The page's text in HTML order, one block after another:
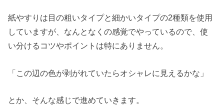
紙やすりは目の粗いタイプと細かいタイプの2種類を使用
していますが、なんとなくの感覚でやっているので、使
い分けるコツやポイントは特にありません。
「この辺の色が剥がれていたらオシャレに見えるかな」
とか、そんな感じで進めていきます。